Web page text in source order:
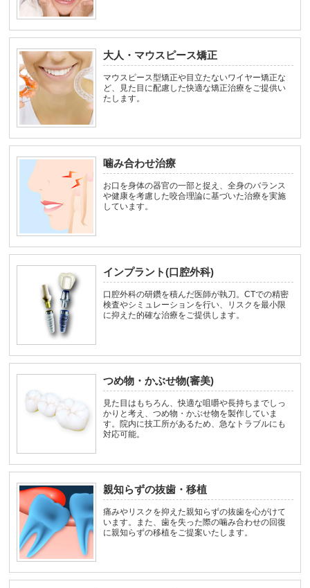
大人・マウスピース矯正
マウスピース型矯正や目立たないワイヤー矯正な
ど、見た目に配慮した快適な矯正治療をご提供い
たします。
噛み合わせ治療
お口を身体の器官の一部と捉え、全身のバランス
や健康を考慮した咬合理論に基づいた治療を実施
しています。
インプラント(口腔外科)
口腔外科の研鑽を積んだ医師が執刀。CTでの精密
検査やシミュレーションを行い、リスクを最小限
に抑えた的確な治療をご提供します。
つめ物・かぶせ物(審美)
見た目はもちろん、快適な咀嚼や長持ちまでしっ
かりと考え、つめ物・かぶせ物を製作していま
す。院内に技工所があるため、急なトラブルにも
対応可能。
親知らずの抜歯・移植
痛みやリスクを抑えた親知らずの抜歯を心がけて
います。また、歯を失った際の噛み合わせの回復
に親知らずの移植をご提案いたします。